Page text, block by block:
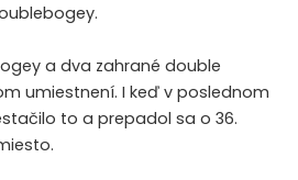
a dva zahrané double
umiestnení. I keď v poslednom
to a prepadol sa o 36.